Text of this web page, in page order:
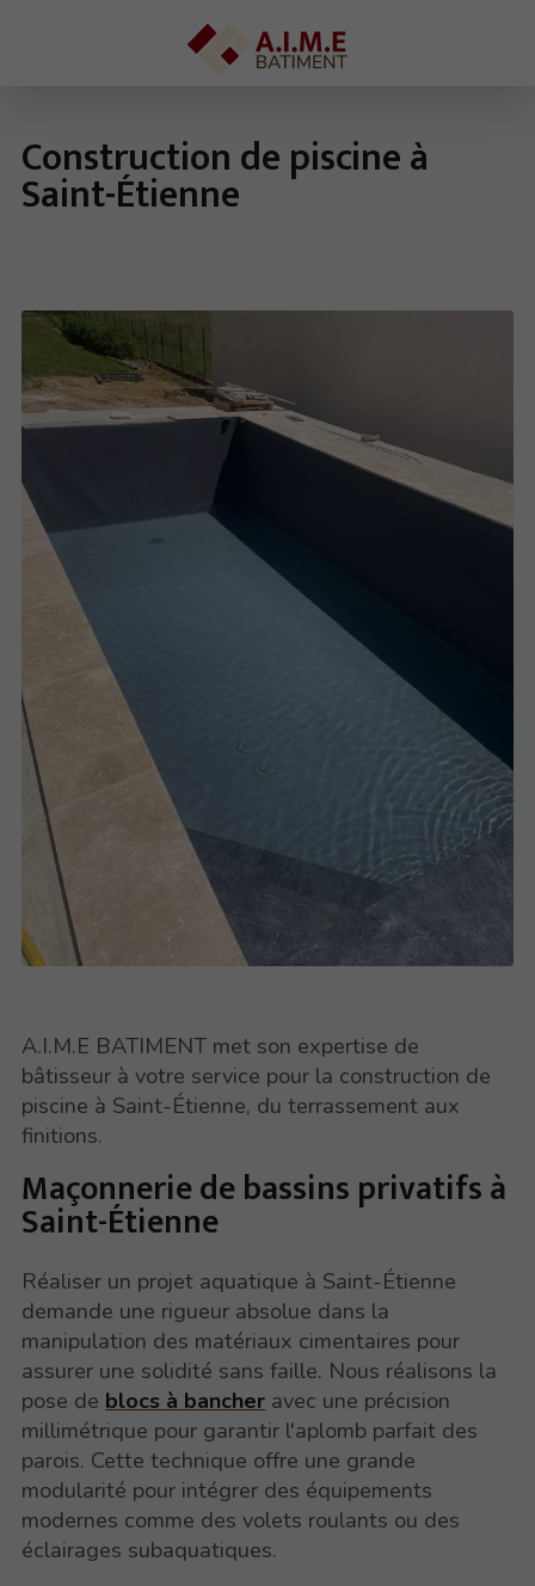
Construction de piscine à
Saint-Étienne
A.I.M.E BATIMENT met son expertise de
bâtisseur à votre service pour la construction de
piscine à Saint-Étienne, du terrassement aux
finitions.
Maçonnerie de bassins privatifs à
Saint-Étienne
Réaliser un projet aquatique à Saint-Étienne
demande une rigueur absolue dans la
manipulation des matériaux cimentaires pour
assurer une solidité sans faille. Nous réalisons la
pose de blocs à bancher avec une précision
millimétrique pour garantir l'aplomb parfait des
parois. Cette technique offre une grande
modularité pour intégrer des équipements
modernes comme des volets roulants ou des
éclairages subaquatiques.